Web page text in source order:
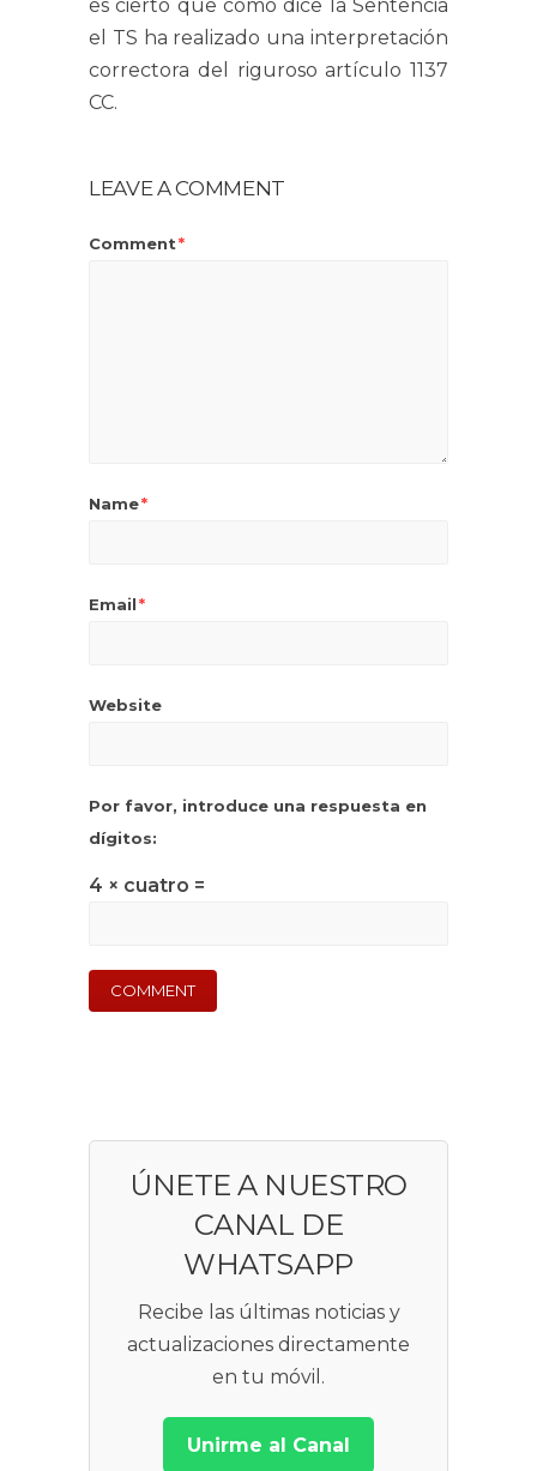
es cierto que como dice la Sentencia
el TS ha realizado una interpretación
correctora del riguroso artículo 1137
CC.
LEAVE A COMMENT
Comment*
Name*
Email*
Website
Por favor, introduce una respuesta en
dígitos:
4 × cuatro =
ÚNETE A NUESTRO
CANAL DE
WHATSAPP
Recibe las últimas noticias y
actualizaciones directamente
en tu móvil.
Unirme al Canal